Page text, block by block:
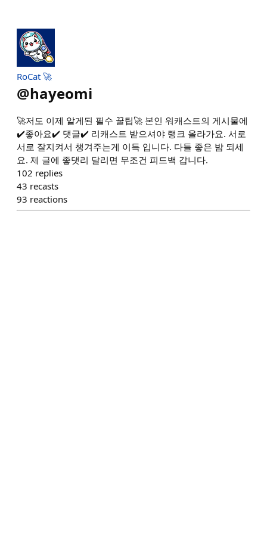
RoCat 🚀
@hayeomi
🚀저도 이제 알게된 필수 꿀팁🚀 본인 워캐스트의 게시물에
✔️좋아요✔️ 댓글✔️ 리캐스트 받으셔야 랭크 올라가요. 서로
서로 잘지켜서 챙겨주는게 이득 입니다. 다들 좋은 밤 되세
요. 제 글에 좋댓리 달리면 무조건 피드백 갑니다.
102 replies
43 recasts
93 reactions